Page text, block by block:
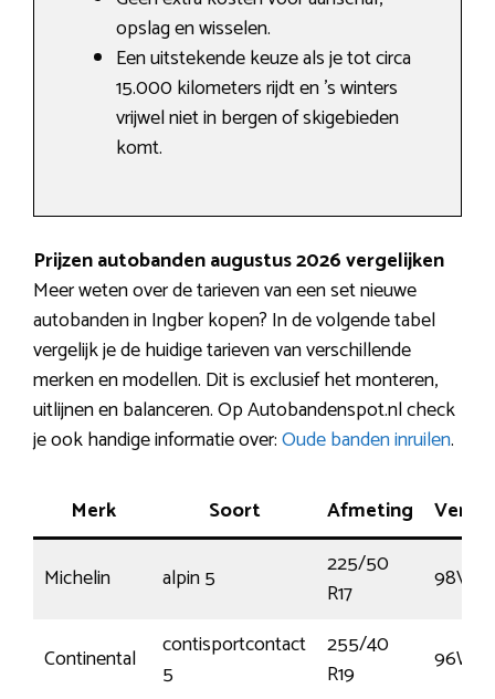
opslag en wisselen.
Een uitstekende keuze als je tot circa
15.000 kilometers rijdt en ’s winters
vrijwel niet in bergen of skigebieden
komt.
Prijzen autobanden augustus 2026 vergelijken
Meer weten over de tarieven van een set nieuwe
autobanden in Ingber kopen? In de volgende tabel
vergelijk je de huidige tarieven van verschillende
merken en modellen. Dit is exclusief het monteren,
uitlijnen en balanceren. Op Autobandenspot.nl check
je ook handige informatie over:Oude banden inruilen.
Merk Soort Afmeting
Michelin alpin 5
225/50
R17
98V
Continental
contisportcontact
5
255/40
R19
96W